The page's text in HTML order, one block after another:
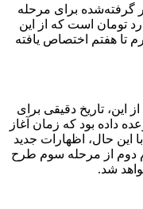
گرفته‌شده برای مرحله
در سراسر کشور ۲۲۵ میلیارد تومان است که از این
چهارم تا هفتم اختصاص یافته
این، تاریخ دقیقی برای
داده بود که زمان آغاز
این حال، اظهارات جدید
دوم از مرحله سوم طرح
شد.